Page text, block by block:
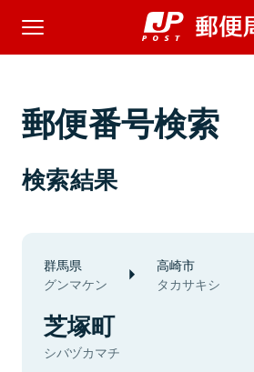
郵便番号検索
検索結果
群馬県
グンマケン
高崎市
タカサキシ
芝塚町
シバヅカマチ